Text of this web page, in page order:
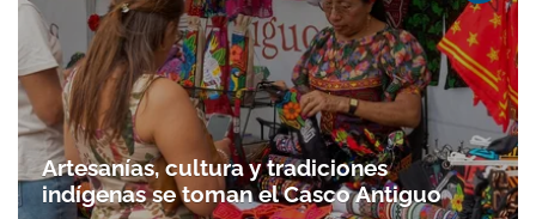
Artesanías, cultura y tradiciones
indígenas se toman el Casco Antiguo